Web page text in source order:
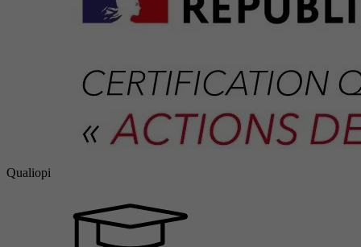
Qualiopi